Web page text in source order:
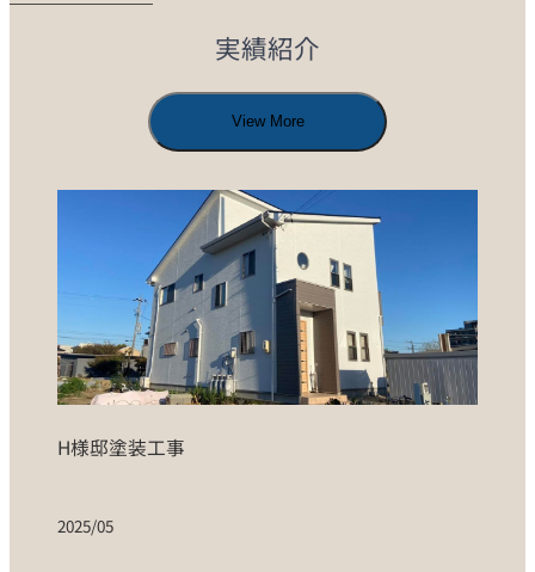
実績紹介
View More
H様邸塗装工事
2025/05